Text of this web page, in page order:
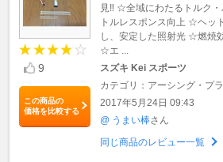
9
この商品の
価格を比較する
見‼️ ☆全域にわたるトルク
トルレスポンス向上 ☆ヘッ
し、安定した照射光 ☆燃焼
☆エ ...
スズキ Kei スポーツ
カテゴリ：アーシング・プ
2017年5月24日 09:43
@ うまい棒さん
同じ商品のレビュー一覧